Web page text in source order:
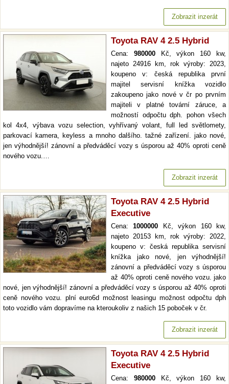
Zobrazit inzerát
Toyota RAV 4 2.5 Hybrid
Cena: 980000Kč, výkon 160 kw,
najeto 24916 km, rok výroby: 2023,
koupeno v: česká republika první
majitel servisní knížka vozidlo
zakoupeno jako nové v čr po prvním
majiteli v platné tovární záruce, a
možností odpočtu dph. pohon všech
kol 4x4, výbava vozu selection, vyhřívaný volant, full led světlomety,
parkovací kamera, keyless a mnoho dalšího. tažné zařízení. jako nové,
jen výhodnější! zánovní a předváděcí vozy s úsporou až 40% oproti ceně
nového vozu.…
Zobrazit inzerát
Toyota RAV 4 2.5 Hybrid
Executive
Cena:1000000 Kč, výkon 160 kw,
najeto 20153 km, rok výroby: 2022,
koupeno v: česká republika servisní
knížka jako nové, jen výhodnější!
zánovní a předváděcí vozy s úsporou
až 40% oproti ceně nového vozu. jako
nové, jen výhodnější! zánovní a předváděcí vozy s úsporou až 40% oproti
ceně nového vozu. plní euro6d možnost leasingu možnost odpočtu dph
toto vozidlo vám dopravíme na kteroukoliv z našich 15 poboček v čr.
Zobrazit inzerát
Toyota RAV 4 2.5 Hybrid
Executive
Cena: 980000Kč, výkon 160 kw,